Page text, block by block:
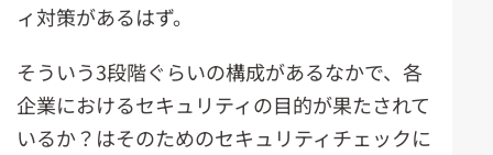
ィ対策があるはず。
そういう3段階ぐらいの構成があるなかで、各
企業におけるセキュリティの目的が果たされて
いるか？はそのためのセキュリティチェックに